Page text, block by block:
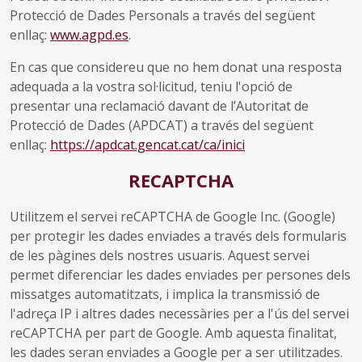
Protecció de Dades Personals a través del següent
enllaç: www.agpd.es.
En cas que considereu que no hem donat una resposta
adequada a la vostra sol·licitud, teniu l'opció de
presentar una reclamació davant de l’Autoritat de
Protecció de Dades (APDCAT) a través del següent
enllaç: https://apdcat.gencat.cat/ca/inici
RECAPTCHA
Utilitzem el servei reCAPTCHA de Google Inc. (Google)
per protegir les dades enviades a través dels formularis
de les pàgines dels nostres usuaris. Aquest servei
permet diferenciar les dades enviades per persones dels
missatges automatitzats, i implica la transmissió de
l'adreça IP i altres dades necessàries per a l'ús del servei
reCAPTCHA per part de Google. Amb aquesta finalitat,
les dades seran enviades a Google per a ser utilitzades.